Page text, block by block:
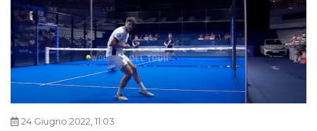
24 Giugno 2022, 11:03